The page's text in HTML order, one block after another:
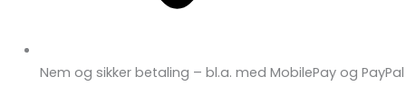
Nem og sikker betaling – bl.a. med MobilePay og PayPal